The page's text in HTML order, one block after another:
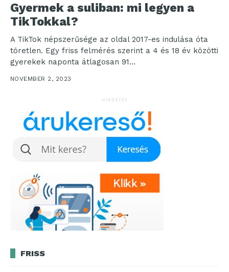
Gyermek a suliban: mi legyen a
TikTokkal?
A TikTok népszerűsége az oldal 2017-es indulása óta
töretlen. Egy friss felmérés szerint a 4 és 18 év közötti
gyerekek naponta átlagosan 91...
NOVEMBER 2, 2023
HIRDETÉS
FRISS